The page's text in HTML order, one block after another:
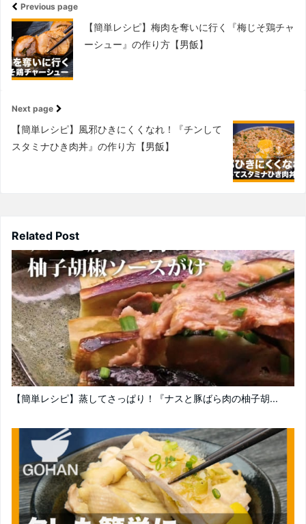
Previous page
【簡単レシピ】梅肉を奪いに行く『梅じそ鶏チャ
ーシュー』の作り方【男飯】
Next page
【簡単レシピ】風邪ひきにくくなれ！『チンして
スタミナひき肉丼』の作り方【男飯】
Related Post
【簡単レシピ】蒸してさっぱり！『ナスと豚ばら肉の柚子胡...